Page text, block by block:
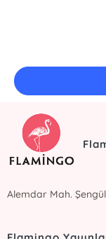
Alemdar Mah.